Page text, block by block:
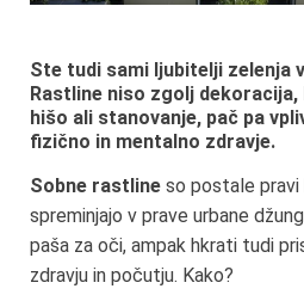
Ste tudi sami ljubitelji zelenja
Rastline niso zgolj
hišo ali stanovanje, pač pa
fizično in mentalno zdravje.
Sobne rastline so postale pravi
spreminjajo v prave urbane
paša za oči, ampak hkrati tudi
zdravju in počutju. Kako?